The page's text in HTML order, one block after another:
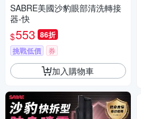
SABRE美國沙豹眼部清洗轉接
器-快
$553 86折
挑戰低價 券
加入購物車